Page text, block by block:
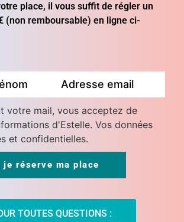
place, il vous suffit de régler un
(non remboursable) en ligne ci-
votre mail, vous acceptez de
d'Estelle. Vos données
et confidentielles.
TOUTES QUESTIONS :